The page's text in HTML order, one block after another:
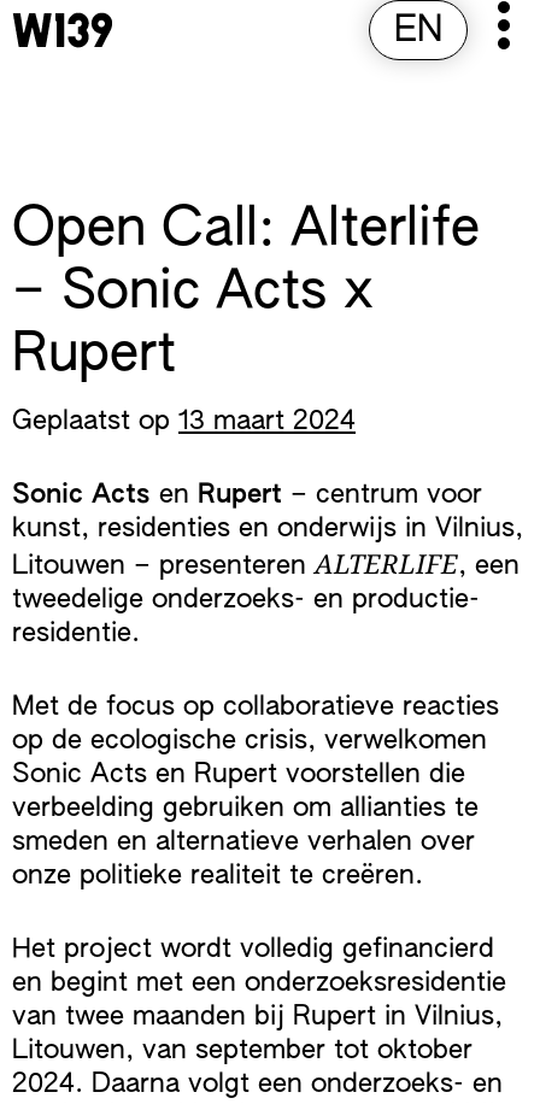
Skip
to
EN
Open Call: Alterlife
– Sonic Acts x
Rupert
Geplaatst op 13 maart 2024
Sonic Acts en Rupert – centrum voor
kunst, residenties en onderwijs in Vilnius,
Litouwen – presenterenALTERLIFE, een
tweedelige onderzoeks- en productie-
residentie.
Met de focus op collaboratieve reacties
op de ecologische crisis, verwelkomen
Sonic Acts en Rupert voorstellen die
verbeelding gebruiken om allianties te
smeden en alternatieve verhalen over
onze politieke realiteit te creëren.
Het project wordt volledig gefinancierd
en begint met een onderzoeksresidentie
van twee maanden bij Rupert in Vilnius,
Litouwen, van september tot oktober
2024. Daarna volgt een onderzoeks- en